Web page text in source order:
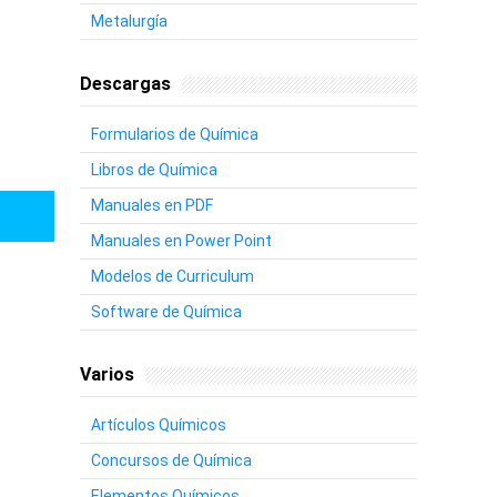
Metalurgía
Descargas
Formularios de Química
Libros de Química
Manuales en PDF
Manuales en Power Point
Modelos de Curriculum
Software de Química
Varios
Artículos Químicos
Concursos de Química